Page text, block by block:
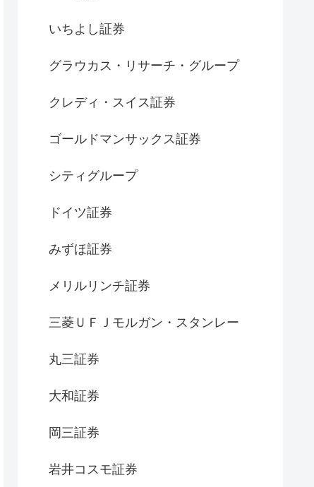
いちよし証券
グラウカス・リサーチ・グループ
クレディ・スイス証券
ゴールドマンサックス証券
シティグループ
ドイツ証券
みずほ証券
メリルリンチ証券
三菱ＵＦＪモルガン・スタンレー
丸三証券
大和証券
岡三証券
岩井コスモ証券